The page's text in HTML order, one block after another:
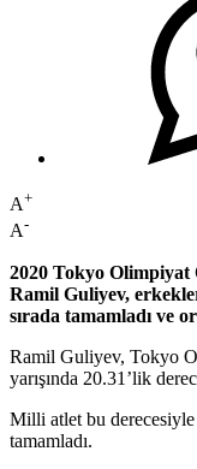
A+
A-
2020 Tokyo Olimpiyat
Ramil Guliyev,
sırada tamamladı ve
Ramil Guliyev, Tokyo
yarışında 20.31’lik
Milli atlet bu derecesiyle
tamamladı.